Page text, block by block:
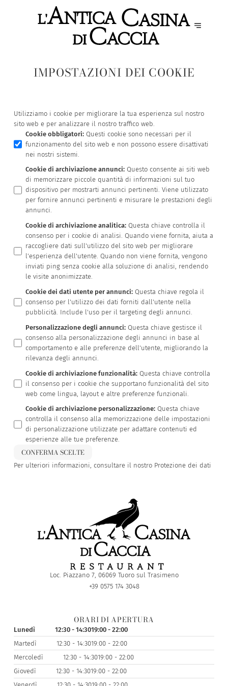
IMPOSTAZIONI DEI COOKIE
Utilizziamo i cookie per migliorare la tua esperienza sul nostro
sito web e per analizzare il nostro traffico web.
Cookie obbligatori: Questi cookie sono necessari per il
funzionamento del sito web e non possono essere disattivati
nei nostri sistemi.
Cookie di archiviazione annunci: Questo consente ai siti web
di memorizzare piccole quantità di informazioni sul tuo
dispositivo per mostrarti annunci pertinenti. Viene utilizzato
per fornire annunci pertinenti e misurare le prestazioni degli
annunci.
Cookie di archiviazione analitica: Questa chiave controlla il
consenso per i cookie di analisi. Quando viene fornita, aiuta a
raccogliere dati sull'utilizzo del sito web per migliorare
l'esperienza dell'utente. Quando non viene fornita, vengono
inviati ping senza cookie alla soluzione di analisi, rendendo
le visite anonimizzate.
Cookie dei dati utente per annunci: Questa chiave regola il
consenso per l'utilizzo dei dati forniti dall'utente nella
pubblicità. Include l'uso per il targeting degli annunci.
Personalizzazione degli annunci: Questa chiave gestisce il
consenso alla personalizzazione degli annunci in base al
comportamento e alle preferenze dell'utente, migliorando la
rilevanza degli annunci.
Cookie di archiviazione funzionalità: Questa chiave controlla
il consenso per i cookie che supportano funzionalità del sito
web come lingua, layout e altre preferenze funzionali.
Cookie di archiviazione personalizzazione: Questa chiave
controlla il consenso alla memorizzazione delle impostazioni
di personalizzazione utilizzate per adattare contenuti ed
esperienze alle tue preferenze.
CONFERMA SCELTE
Per ulteriori informazioni, consultare il nostro Protezione dei dati
Loc. Piazzano 7, 06069 Tuoro sul Trasimeno
+39 0575 174 3048
ORARI DI APERTURA
Lunedì 12:30 - 14:3019:00 - 22:00
Martedì
12:30 - 14:3019:00 - 22:00
Mercoledì
12:30 - 14:3019:00 - 22:00
Giovedì
12:30 - 14:3019:00 - 22:00